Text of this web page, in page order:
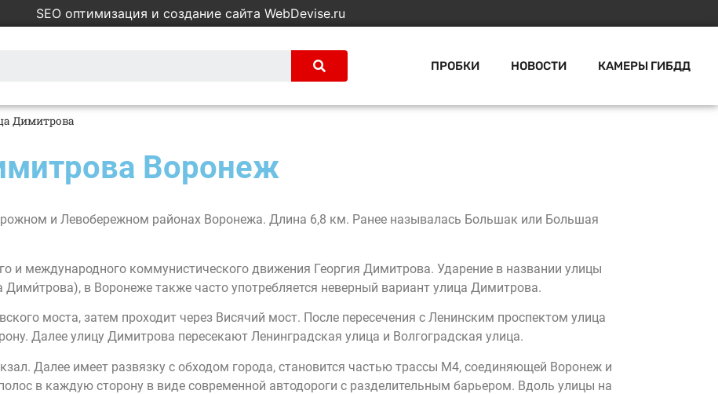
SEO оптимизация и создание сайта WebDevise.ru
ПРОБКИ НОВОСТИ КАМЕРЫ ГИБДД
Димитрова
Воронеж
и Левобережном районах Воронежа. Длина 6,8 км. Ранее называлась Большак или Большая
и международного коммунистического движения Георгия Димитрова. Ударение в названии улицы
Дими́трова), в Воронеже также часто употребляется неверный вариант улица Димитрова.
моста, затем проходит через Висячий мост. После пересечения с Ленинским проспектом улица
Далее улицу Димитрова пересекают Ленинградская улица и Волгоградская улица.
Далее имеет развязку с обходом города, становится частью трассы М4, соединяющей Воронеж и
в каждую сторону в виде современной автодороги с разделительным барьером. Вдоль улицы на